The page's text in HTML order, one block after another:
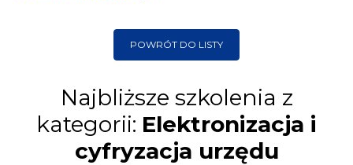
POWRÓT DO LISTY
Najbliższe szkolenia z
kategorii: Elektronizacja i
cyfryzacja urzędu